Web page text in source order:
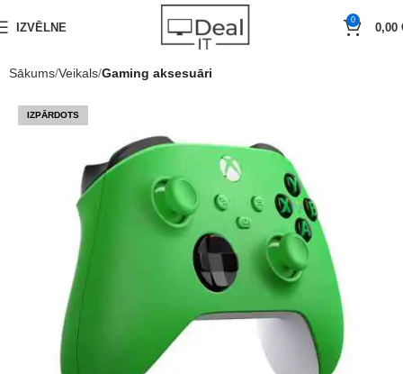
IZVĒLNE
0
0,00
Sākums Veikals Gaming aksesuāri
IZPĀRDOTS